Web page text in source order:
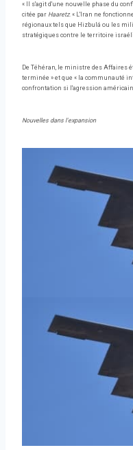
« Il s'agit d'une nouvelle phase du
citée par Haaretz. « L'Iran ne
régionaux tels que Hizbulá ou les
stratégiques contre le territoire
De Téhéran, le ministre des Affaires
terminée » et que « la communauté
confrontation si l'agression
Nouvelles dans l'expansion